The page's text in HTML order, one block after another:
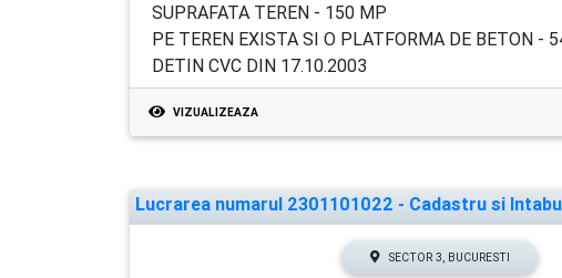
SUPRAFATA TEREN - 150 MP
PE TEREN EXISTA SI O PLATFORMA DE BETON -
DETIN CVC DIN 17.10.2003
VIZUALIZEAZA
Lucrarea numarul 2301101022 - Cadastru si
SECTOR 3, BUCURESTI